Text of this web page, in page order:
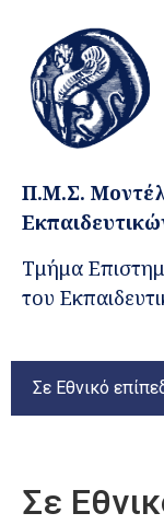
Π.Μ.Σ.
Τμήμα
του
Σε Εθνικό
Σε